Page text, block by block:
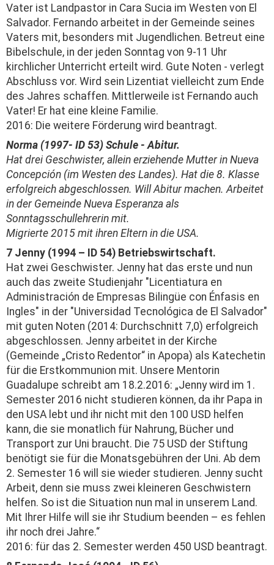
Vater ist Landpastor in Cara Sucia im Westen von El
Salvador. Fernando arbeitet in der Gemeinde seines
Vaters mit, besonders mit Jugendlichen. Betreut eine
Bibelschule, in der jeden Sonntag von 9-11 Uhr
kirchlicher Unterricht erteilt wird. Gute Noten - verlegt
Abschluss vor. Wird sein Lizentiat vielleicht zum Ende
des Jahres schaffen. Mittlerweile ist Fernando auch
Vater! Er hat eine kleine Familie.
2016: Die weitere Förderung wird beantragt.
Norma (1997- ID 53) Schule - Abitur.
Hat drei Geschwister, allein erziehende Mutter in Nueva
Concepción (im Westen des Landes). Hat die 8. Klasse
erfolgreich abgeschlossen. Will Abitur machen. Arbeitet
in der Gemeinde Nueva Esperanza als
Sonntagsschullehrerin mit.
Migrierte 2015 mit ihren Eltern in die USA.
7 Jenny (1994 – ID 54) Betriebswirtschaft.
Hat zwei Geschwister. Jenny hat das erste und nun
auch das zweite Studienjahr "Licentiatura en
Administración de Empresas Bilingüe con Énfasis en
Ingles" in der "Universidad Tecnológica de El Salvador"
mit guten Noten (2014: Durchschnitt 7,0) erfolgreich
abgeschlossen. Jenny arbeitet in der Kirche
(Gemeinde „Cristo Redentor“ in Apopa) als Katechetin
für die Erstkommunion mit. Unsere Mentorin
Guadalupe schreibt am 18.2.2016: „Jenny wird im 1.
Semester 2016 nicht studieren können, da ihr Papa in
den USA lebt und ihr nicht mit den 100 USD helfen
kann, die sie monatlich für Nahrung, Bücher und
Transport zur Uni braucht. Die 75 USD der Stiftung
benötigt sie für die Monatsgebühren der Uni. Ab dem
2. Semester 16 will sie wieder studieren. Jenny sucht
Arbeit, denn sie muss zwei kleineren Geschwistern
helfen. So ist die Situation nun mal in unserem Land.
Mit Ihrer Hilfe will sie ihr Studium beenden – es fehlen
ihr noch drei Jahre.“
2016: für das 2. Semester werden 450 USD beantragt.